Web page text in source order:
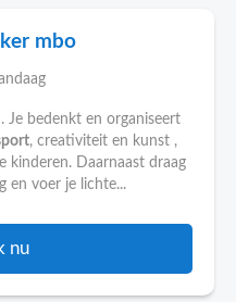
mbo
bedenkt en organiseert
, creativiteit en kunst ,
kinderen. Daarnaast draag
en voer je lichte...
nu